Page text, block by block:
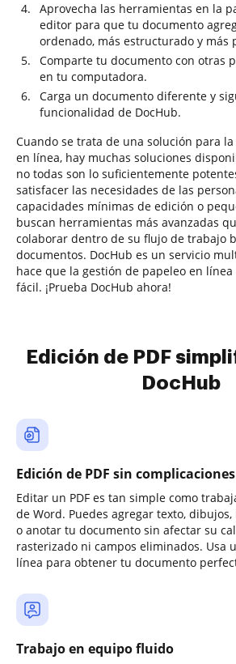
Aprovecha las herramientas en la
editor para que tu documento
ordenado, más estructurado y más
Comparte tu documento con otras
en tu computadora.
Carga un documento diferente y
funcionalidad de DocHub.
Cuando se trata de una solución para
en línea, hay muchas soluciones
no todas son lo suficientemente
satisfacer las necesidades de las
capacidades mínimas de edición o
buscan herramientas más avanzadas
colaborar dentro de su flujo de trabajo
documentos. DocHub es un servicio
hace que la gestión de papeleo en
fácil. ¡Prueba DocHub ahora!
Edición de PDF
DocHub
Edición de PDF sin complicaciones
Editar un PDF es tan simple como
de Word. Puedes agregar texto,
o anotar tu documento sin afectar su
rasterizado ni campos eliminados. Usa
línea para obtener tu documento
Trabajo en equipo fluido